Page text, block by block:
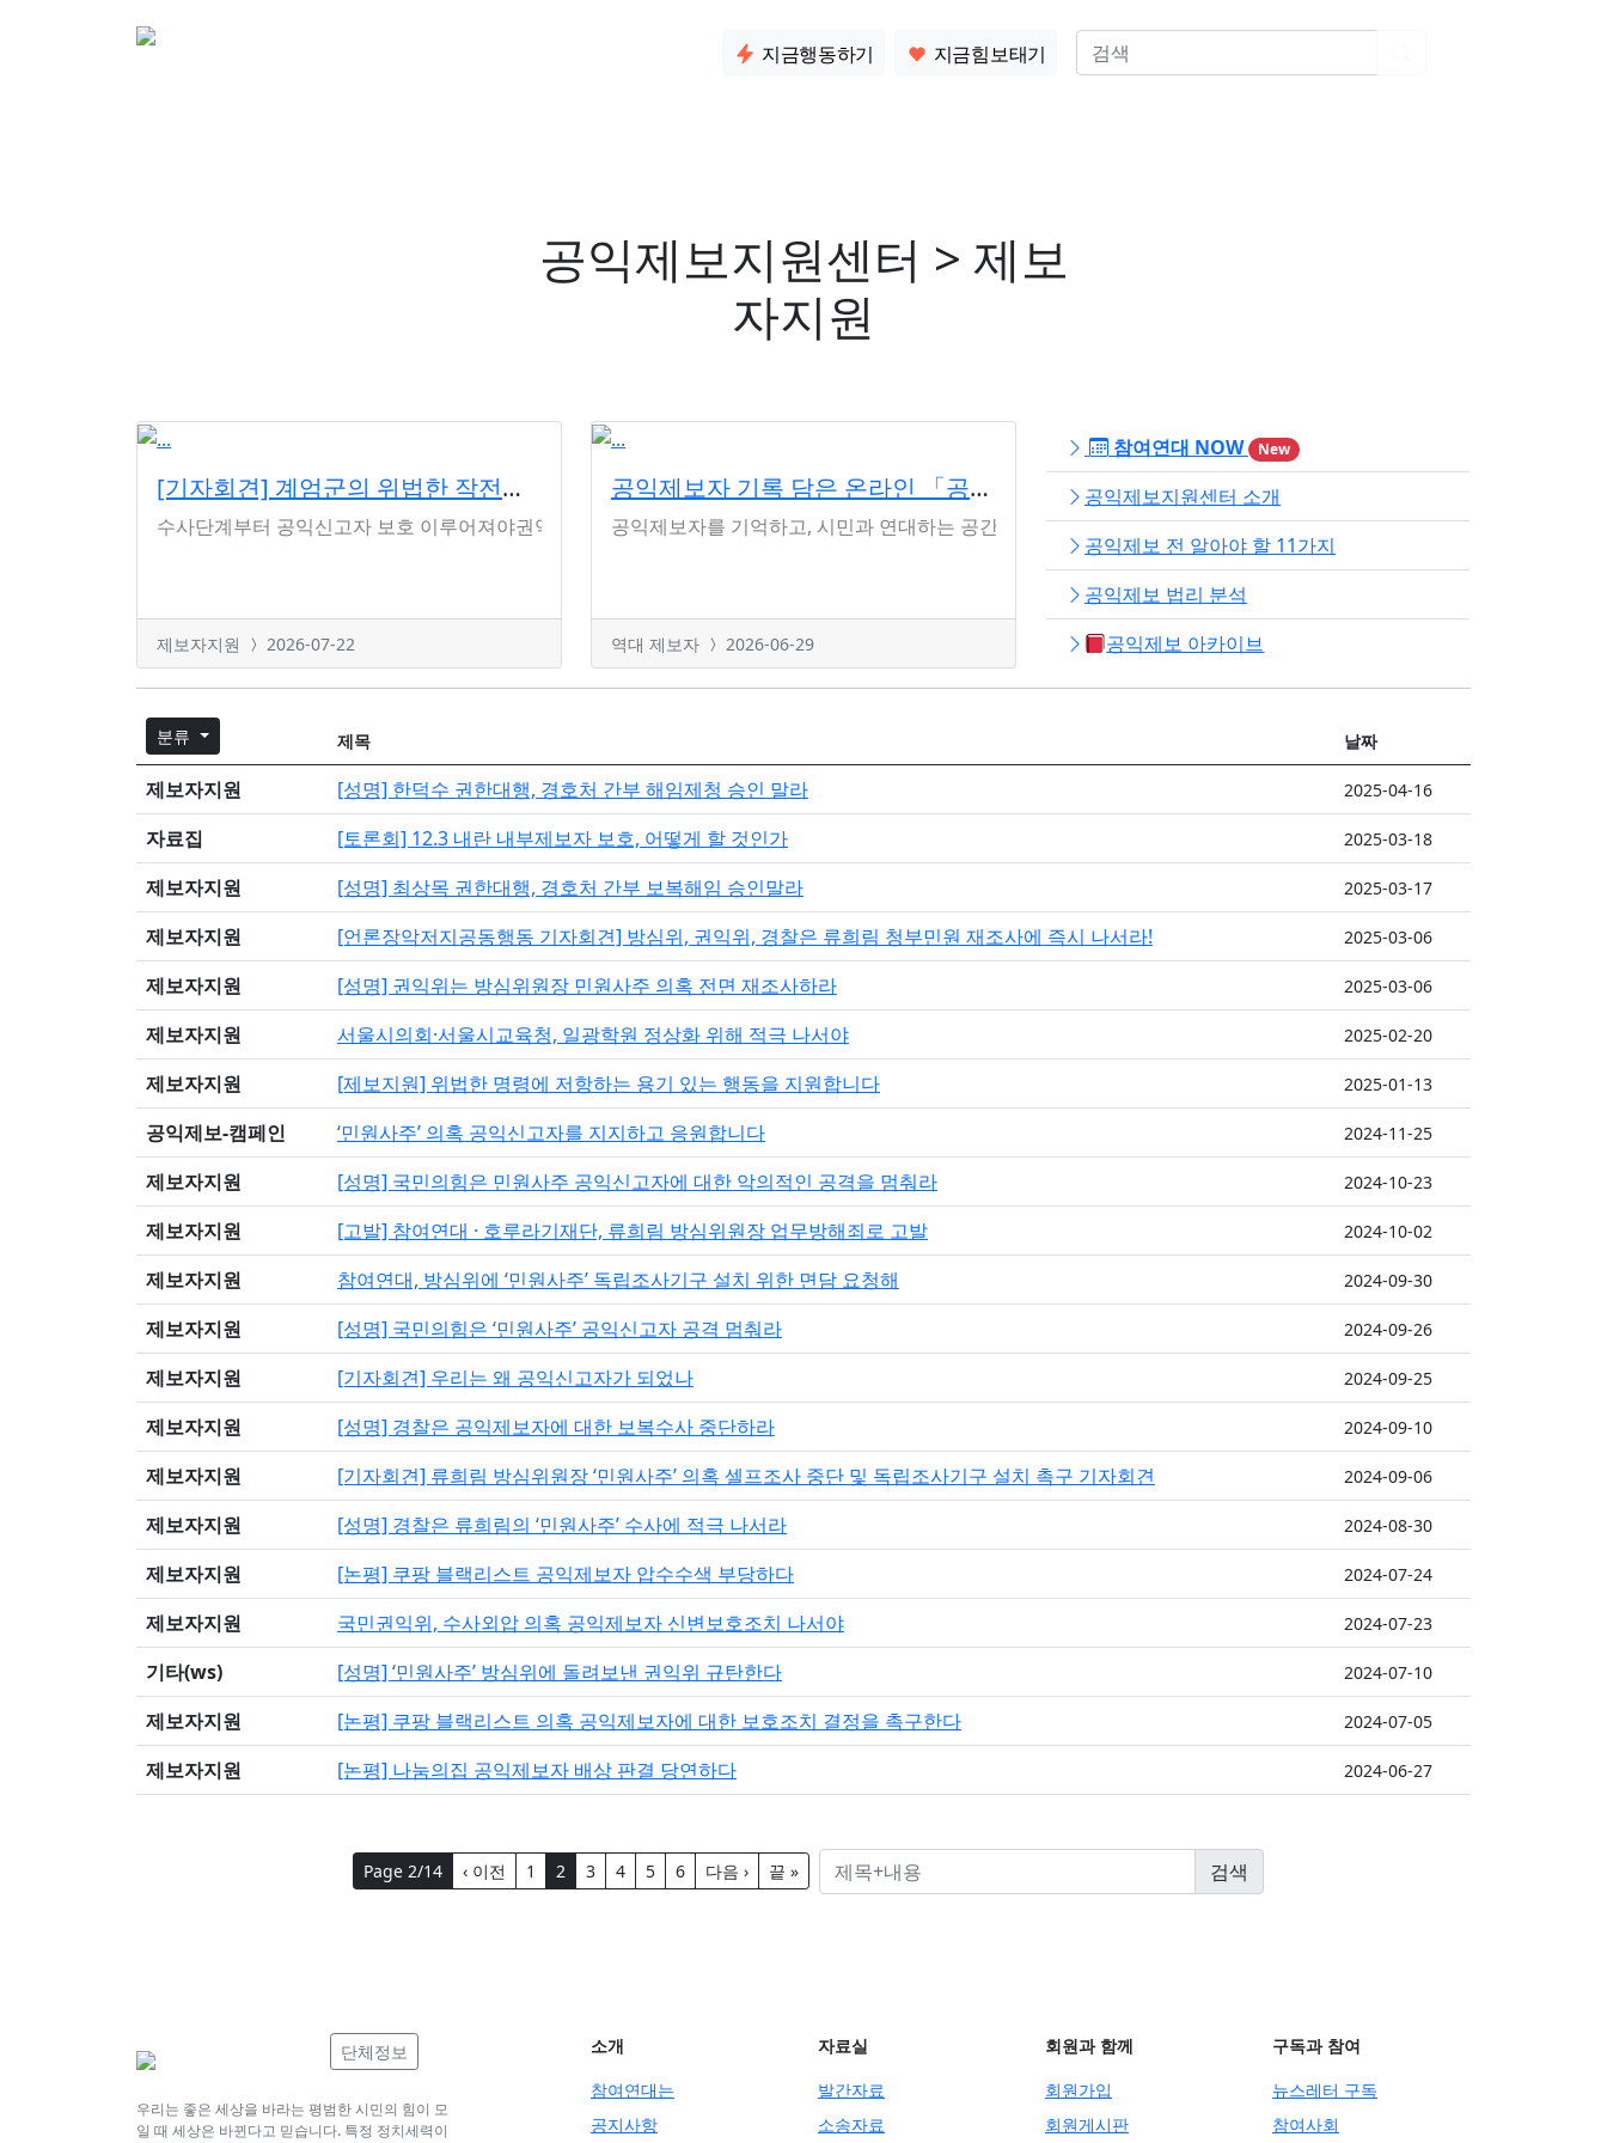
지금행동하기 지금힘보태기
공익제보지원센터 > 제보
자지원
[기자회견] 계엄군의 위법한 작전수행 제보자, 보호해야
수사단계부터 공익신고자 보호 이루어져야권익위는 조속히 신고자 보호조치와 책임감면 의견 제출에 나서야 참여연대 공익제보지원센터(소장 양성우 변호사)는 12.3 비상
제보자지원 2026-07-22
공익제보자 기록 담은 온라인 「공익제보 아카이브」 개설
공익제보자를 기억하고, 시민과 연대하는 공간으로 자리매김 기대 참여연대 공익제보지원센터(소장 양성우 변호사)
역대 제보자 2026-06-29
참여연대 NOW New
공익제보지원센터 소개
공익제보 전 알아야 할 11가지
공익제보 법리 분석
공익제보 아카이브
분류 제목 날짜
제보자지원 [성명] 한덕수 권한대행, 경호처 간부 해임제청 승인 말라 2025-04-16
자료집 [토론회] 12.3 내란 내부제보자 보호, 어떻게 할 것인가 2025-03-18
제보자지원 [성명] 최상목 권한대행, 경호처 간부 보복해임 승인말라 2025-03-17
제보자지원 [언론장악저지공동행동 기자회견] 방심위, 권익위, 경찰은 류희림 청부민원 재조사에 즉시 나서라! 2025-03-06
제보자지원 [성명] 권익위는 방심위원장 민원사주 의혹 전면 재조사하라 2025-03-06
제보자지원 서울시의회·서울시교육청, 일광학원 정상화 위해 적극 나서야 2025-02-20
제보자지원 [제보지원] 위법한 명령에 저항하는 용기 있는 행동을 지원합니다 2025-01-13
공익제보-캠페인 ‘민원사주’ 의혹 공익신고자를 지지하고 응원합니다 2024-11-25
제보자지원 [성명] 국민의힘은 민원사주 공익신고자에 대한 악의적인 공격을 멈춰라 2024-10-23
제보자지원 [고발] 참여연대 · 호루라기재단, 류희림 방심위원장 업무방해죄로 고발 2024-10-02
제보자지원 참여연대, 방심위에 ‘민원사주’ 독립조사기구 설치 위한 면담 요청해 2024-09-30
제보자지원 [성명] 국민의힘은 ‘민원사주’ 공익신고자 공격 멈춰라 2024-09-26
제보자지원 [기자회견] 우리는 왜 공익신고자가 되었나 2024-09-25
제보자지원 [성명] 경찰은 공익제보자에 대한 보복수사 중단하라 2024-09-10
제보자지원 [기자회견] 류희림 방심위원장 ‘민원사주’ 의혹 셀프조사 중단 및 독립조사기구 설치 촉구 기자회견 2024-09-06
제보자지원 [성명] 경찰은 류희림의 ‘민원사주’ 수사에 적극 나서라 2024-08-30
제보자지원 [논평] 쿠팡 블랙리스트 공익제보자 압수수색 부당하다 2024-07-24
제보자지원 국민권익위, 수사외압 의혹 공익제보자 신변보호조치 나서야 2024-07-23
기타(ws) [성명] ‘민원사주’ 방심위에 돌려보낸 권익위 규탄한다 2024-07-10
제보자지원 [논평] 쿠팡 블랙리스트 의혹 공익제보자에 대한 보호조치 결정을 촉구한다 2024-07-05
제보자지원 [논평] 나눔의집 공익제보자 배상 판결 당연하다 2024-06-27
Page 2/14 ‹ 이전 1 2 3 4 5 6 다음 › 끝 »
단체정보
우리는 좋은 세상을 바라는 평범한 시민의 힘이 모
일 때 세상은 바뀐다고 믿습니다. 특정 정치세력이
소개
참여연대는
공지사항
자료실
발간자료
소송자료
회원과 함께
회원가입
회원게시판
구독과 참여
뉴스레터 구독
참여사회